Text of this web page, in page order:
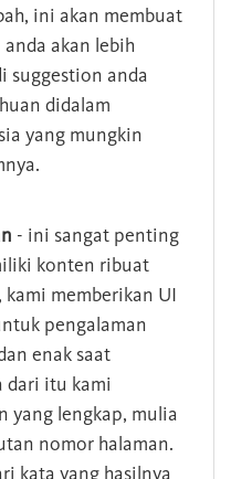
ini akan membuat
akan lebih
suggestion anda
didalam
yang mungkin
- ini sangat penting
konten ribuat
memberikan UI
pengalaman
enak saat
dari itu kami
yang lengkap, mulia
nomor halaman.
kata yang hasilnya